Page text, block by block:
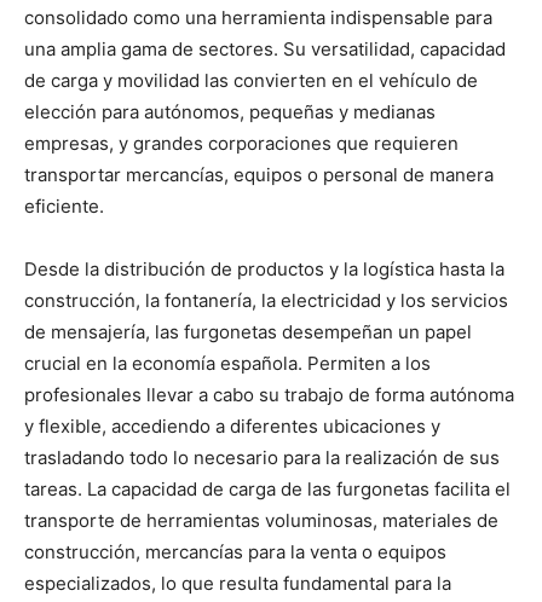
consolidado como una herramienta indispensable para
una amplia gama de sectores. Su versatilidad, capacidad
de carga y movilidad las convierten en el vehículo de
elección para autónomos, pequeñas y medianas
empresas, y grandes corporaciones que requieren
transportar mercancías, equipos o personal de manera
eficiente.
Desde la distribución de productos y la logística hasta la
construcción, la fontanería, la electricidad y los servicios
de mensajería, las furgonetas desempeñan un papel
crucial en la economía española. Permiten a los
profesionales llevar a cabo su trabajo de forma autónoma
y flexible, accediendo a diferentes ubicaciones y
trasladando todo lo necesario para la realización de sus
tareas. La capacidad de carga de las furgonetas facilita el
transporte de herramientas voluminosas, materiales de
construcción, mercancías para la venta o equipos
especializados, lo que resulta fundamental para la